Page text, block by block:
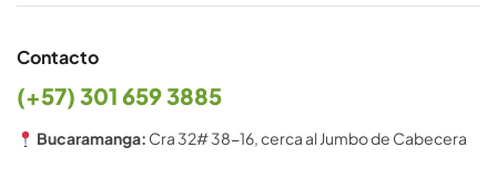
Contacto
(+57) 301 659 3885
Bucaramanga: Cra 32# 38-16, cerca al Jumbo de Cabecera